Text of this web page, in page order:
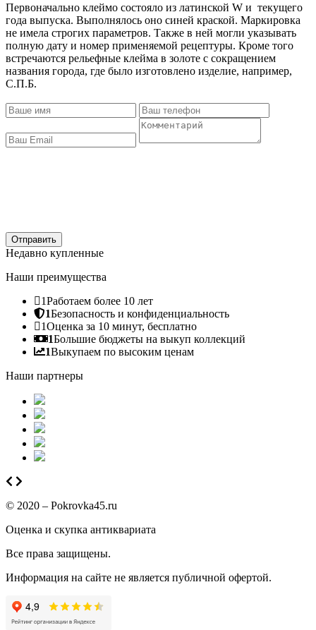
Первоначально клеймо состояло из латинской W и текущего
года выпуска. Выполнялось оно синей краской. Маркировка
не имела строгих параметров. Также в ней могли указывать
полную дату и номер применяемой рецептуры. Кроме того
встречаются рельефные клейма в золоте с сокращением
названия города, где было изготовлено изделие, например,
С.П.Б.
Отправить
Недавно купленные
Наши преимущества
1Работаем более 10 лет
1Безопасность и конфиденциальность
1Оценка за 10 минут, бесплатно
1Большие бюджеты на выкуп коллекций
1Выкупаем по высоким ценам
Наши партнеры
© 2020 – Pokrovka45.ru
Оценка и скупка антиквариата
Все права защищены.
Информация на сайте не является публичной офертой.